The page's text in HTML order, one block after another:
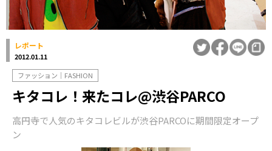
レポート
2012.01.11
ファッション｜FASHION
キタコレ！来たコレ@渋谷PARCO
高円寺で人気のキタコレビルが渋谷PARCOに期間限定オープ
ン